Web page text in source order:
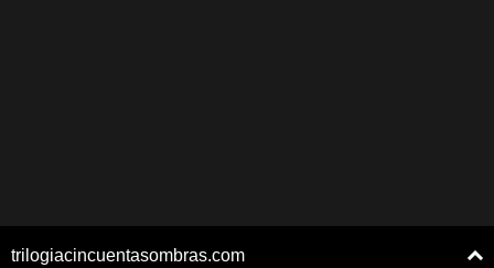
trilogiacincuentasombras.com